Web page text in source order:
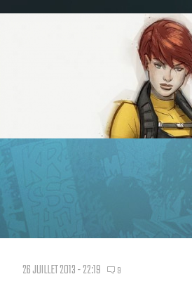
26 JUILLET 2013 - 22:19 9